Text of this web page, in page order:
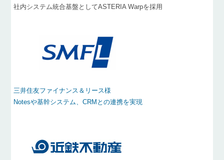
社内システム統合基盤としてASTERIA Warpを採用
三井住友ファイナンス＆リース様
Notesや基幹システム、CRMとの連携を実現